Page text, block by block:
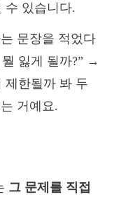
수 있습니다.
문장을 적었다
잃게 될까?” →
제한될까 봐 두
거예요.
그 문제를 직접